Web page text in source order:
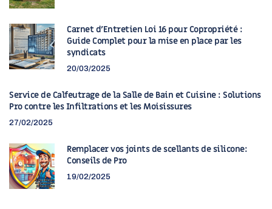
Carnet d’Entretien Loi 16 pour Copropriété :
Guide Complet pour la mise en place par les
syndicats
20/03/2025
Service de Calfeutrage de la Salle de Bain et Cuisine : Solutions
Pro contre les Infiltrations et les Moisissures
27/02/2025
Remplacer vos joints de scellants de silicone:
Conseils de Pro
19/02/2025